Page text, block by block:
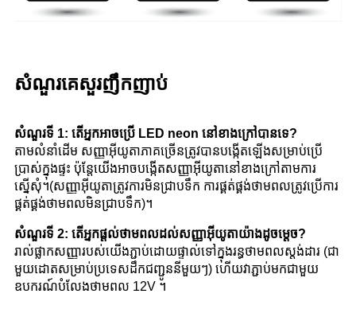
សំណួរគេសួរញឹកញាប់
សំណួរទី 1: តើអ្នកអាចប្រើ LED neon នៅខាងក្រៅបានទេ?
តាមលំនាំដើម សញ្ញាអ៊ីយូតាភាគច្រើនត្រូវបានបង្កើតឡើងសម្រាប់ប្រើ
ប្រាស់ក្នុងផ្ទះ ប៉ុន្តែយើងអាចបង្កើតសញ្ញាអ៊ីយូតានៅខាងក្រៅតាមការ
ស្នើសុំ។(សញ្ញាអ៊ីយូតាត្រូវការមិនជ្រាបទឹក ការផ្គត់ផ្គង់ថាមពលត្រូវប្រើការ
ផ្គត់ផ្គង់ថាមពលមិនជ្រាបទឹក)។
សំណួរទី 2: តើអ្នកផ្តល់ថាមពលដល់សញ្ញាអ៊ីយូតាយ៉ាងដូចម្តេច?
រាល់ផ្លាកសញ្ញារបស់យើងភ្ជាប់ដោយផ្ទាល់ទៅក្នុងរន្ធថាមពលស្តង់ដារ (ជា
មួយដោតសម្រាប់ប្រទេសដឹកជញ្ជូននីមួយៗ) ហើយវាភ្ជាប់មកជាមួយ
ឧបករណ៍បំលែងថាមពល 12V ។